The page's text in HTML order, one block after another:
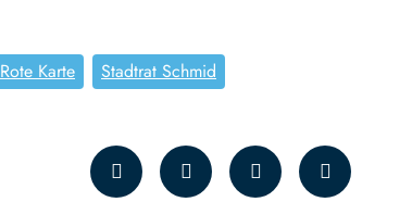
Rote Karte Stadtrat Schmid